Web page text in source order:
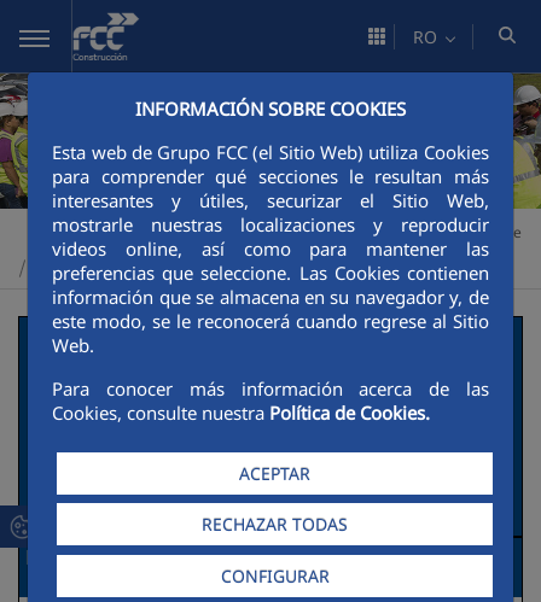
Skip to Main Content
INFORMACIÓN SOBRE COOKIES
Esta web de Grupo FCC (el Sitio Web) utiliza Cookies
para comprender qué secciones le resultan más
interesantes y útiles, securizar el Sitio Web,
mostrarle nuestras localizaciones y reproducir
videos online, así como para mantener las
preferencias que seleccione. Las Cookies contienen
información que se almacena en su navegador y, de
este modo, se le reconocerá cuando regrese al Sitio
Web.
Para conocer más información acerca de las
Cookies, consulte nuestra Política de Cookies.
ACEPTAR
RECHAZAR TODAS
CONFIGURAR
RO
Construcción > Sustenabilitate >Impulsores de la transición verde
Buenas prácticas
PAC4, Ampliación del
Canal de Panamá
Descripción de la actuación social y
ambiental.
Necesidades detectadas: